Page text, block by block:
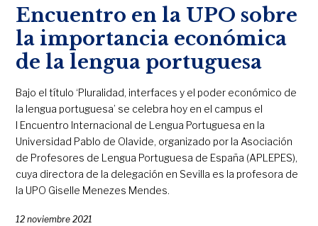
Encuentro en la UPO sobre
la importancia económica
de la lengua portuguesa
Bajo el título ‘Pluralidad, interfaces y el poder económico de
la lengua portuguesa’ se celebra hoy en el campus el
I Encuentro Internacional de Lengua Portuguesa en la
Universidad Pablo de Olavide, organizado por la Asociación
de Profesores de Lengua Portuguesa de España (APLEPES),
cuya directora de la delegación en Sevilla es la profesora de
la UPO Giselle Menezes Mendes.
12 noviembre 2021